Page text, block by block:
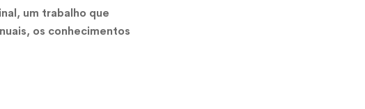
um trabalho que
os conhecimentos